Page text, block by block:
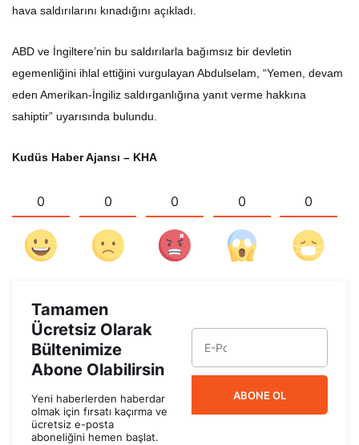
hava saldırılarını kınadığını açıkladı.
ABD ve İngiltere’nin bu saldırılarla bağımsız bir devletin
egemenliğini ihlal ettiğini vurgulayan Abdulselam, “Yemen, devam
eden Amerikan-İngiliz saldırganlığına yanıt verme hakkına
sahiptir” uyarısında bulundu.
Kudüs Haber Ajansı – KHA
0 0 0 0 0
Tamamen
Ücretsiz Olarak
Bültenimize
Abone Olabilirsin
Yeni haberlerden haberdar
olmak için fırsatı kaçırma ve
ücretsiz e-posta
aboneliğini hemen başlat.
ABONE OL